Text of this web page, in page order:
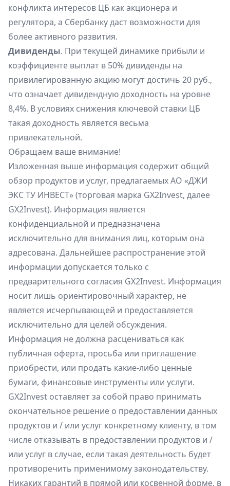
конфликта интересов ЦБ как акционера и
регулятора, а Сбербанку даст возможности для
более активного развития.
Дивиденды. При текущей динамике прибыли и
коэффициенте выплат в 50% дивиденды на
привилегированную акцию могут достичь 20 руб.,
что означает дивидендную доходность на уровне
8,4%. В условиях снижения ключевой ставки ЦБ
такая доходность является весьма
привлекательной.
Обращаем ваше внимание!
Изложенная выше информация содержит общий
обзор продуктов и услуг, предлагаемых АО «ДЖИ
ЭКС ТУ ИНВЕСТ» (торговая марка GX2Invest, далее
GX2Invest). Информация является
конфиденциальной и предназначена
исключительно для внимания лиц, которым она
адресована. Дальнейшее распространение этой
информации допускается только с
предварительного согласия GX2Invest. Информация
носит лишь ориентировочный характер, не
является исчерпывающей и предоставляется
исключительно для целей обсуждения.
Информация не должна расцениваться как
публичная оферта, просьба или приглашение
приобрести, или продать какие-либо ценные
бумаги, финансовые инструменты или услуги.
GX2Invest оставляет за собой право принимать
окончательное решение о предоставлении данных
продуктов и / или услуг конкретному клиенту, в том
числе отказывать в предоставлении продуктов и /
или услуг в случае, если такая деятельность будет
противоречить применимому законодательству.
Никаких гарантий в прямой или косвенной форме, в